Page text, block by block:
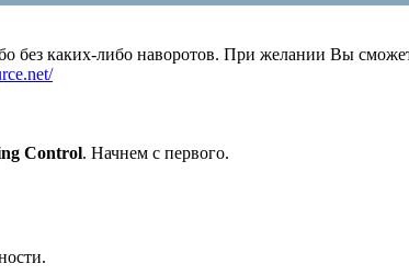
без каких-либо наворотов. При желании Вы
Control. Начнем с первого.